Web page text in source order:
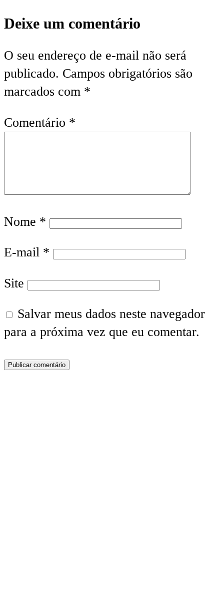
Deixe um comentário
O seu endereço de e-mail não será
publicado. Campos obrigatórios são
marcados com *
Comentário *
Nome *
E-mail *
Site
Salvar meus dados neste navegador
para a próxima vez que eu comentar.